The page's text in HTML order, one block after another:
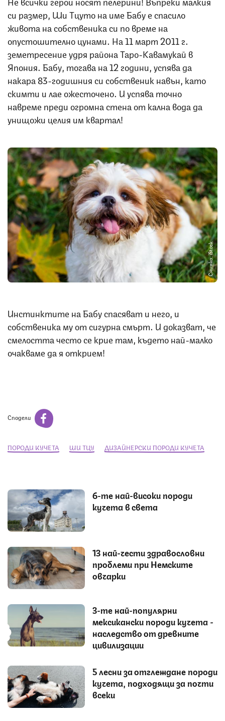
си размер, Ши Тцуто на име Бабу е спасило
живота на собственика си по време на
опустошително цунами. На 11 март 2011 г.
земетресение удря района Таро-Кавамукай в
Япония. Бабу, тогава на 12 години, успява да
накара 83-годишния си собственик навън, като
скимти и лае ожесточено. И успява точно
навреме преди огромна стена от кална вода да
унищожи целия им квартал!
Снимка: iStock
Инстинктите на Бабу спасяват и него, и
собственика му от сигурна смърт. И доказват, че
смелостта често се крие там, където най-малко
очакваме да я открием!
Сподели
ПОРОДИ КУЧЕТА ШИ ТЦУ ДИЗАЙНЕРСКИ ПОРОДИ КУЧЕТА
6-те най-високи породи
кучета в света
13 най-чести здравословни
проблеми при Немските
овчарки
3-те най-популярни
мексикански породи кучета -
наследство от древните
цивилизации
5 лесни за отглеждане породи
кучета, подходящи за почти
всеки